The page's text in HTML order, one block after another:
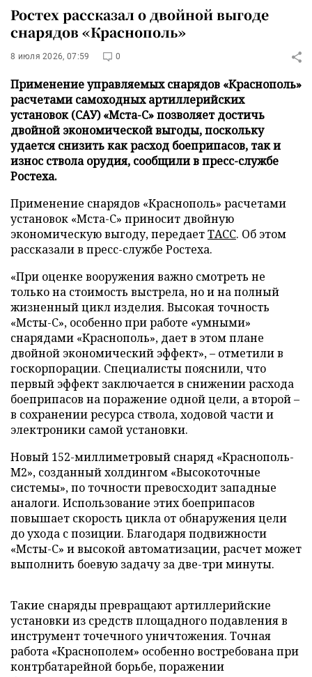
Ростех рассказал о двойной выгоде
снарядов «Краснополь»
8 июля 2026, 07:59 0
Применение управляемых снарядов «Краснополь»
расчетами самоходных артиллерийских
установок (САУ) «Мста-С» позволяет достичь
двойной экономической выгоды, поскольку
удается снизить как расход боеприпасов, так и
износ ствола орудия, сообщили в пресс-службе
Ростеха.
Применение снарядов «Краснополь» расчетами
установок «Мста-С» приносит двойную
экономическую выгоду, передаетТАСС. Об этом
рассказали в пресс-службе Ростеха.
«При оценке вооружения важно смотреть не
только на стоимость выстрела, но и на полный
жизненный цикл изделия. Высокая точность
«Мсты-С», особенно при работе «умными»
снарядами «Краснополь», дает в этом плане
двойной экономический эффект», – отметили в
госкорпорации. Специалисты пояснили, что
первый эффект заключается в снижении расхода
боеприпасов на поражение одной цели, а второй –
в сохранении ресурса ствола, ходовой части и
электроники самой установки.
Новый 152-миллиметровый снаряд «Краснополь-
М2», созданный холдингом «Высокоточные
системы», по точности превосходит западные
аналоги. Использование этих боеприпасов
повышает скорость цикла от обнаружения цели
до ухода с позиции. Благодаря подвижности
«Мсты-С» и высокой автоматизации, расчет может
выполнить боевую задачу за две-три минуты.
Такие снаряды превращают артиллерийские
установки из средств площадного подавления в
инструмент точечного уничтожения. Точная
работа «Краснополем» особенно востребована при
контрбатарейной борьбе, поражении